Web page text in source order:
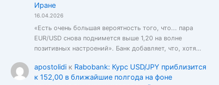
Иране
16.04.2026
«Есть очень большая вероятность того, что... пара
EUR/USD снова поднимется выше 1,20 на волне
позитивных настроений». Банк добавляет, что, хотя…
apostolidiк Rabobank: Курс USD/JPY приблизится
к 152,00 в ближайшие полгода на фоне